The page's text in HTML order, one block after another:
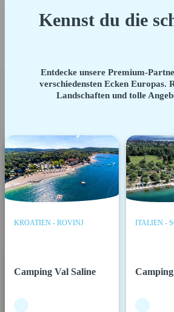
Kennst du die
Entdecke unsere Premium-
verschiedensten Ecken Europas.
Landschaften und tolle
KROATIEN - ROVINJ
Camping Val Saline
ITALIEN -